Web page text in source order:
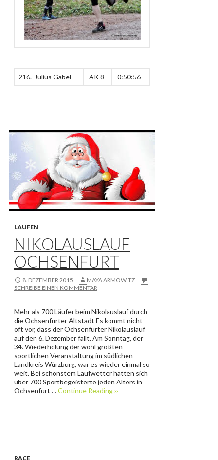
216. Julius Gabel AK 8 0:50:56
LAUFEN
NIKOLAUSLAUF
OCHSENFURT
8. DEZEMBER 2015
MAYA ARMOWITZ
SCHREIBE EINEN KOMMENTAR
Mehr als 700 Läufer beim Nikolauslauf durch
die Ochsenfurter Altstadt Es kommt nicht
oft vor, dass der Ochsenfurter Nikolauslauf
auf den 6. Dezember fällt. Am Sonntag, der
34. Wiederholung der wohl größten
sportlichen Veranstaltung im südlichen
Landkreis Würzburg, war es wieder einmal so
weit. Bei schönstem Laufwetter hatten sich
über 700 Sportbegeisterte jeden Alters in
Ochsenfurt …Continue Reading ››
RACE